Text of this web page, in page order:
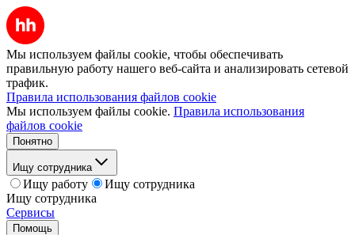
Мы используем файлы cookie, чтобы обеспечивать
правильную работу нашего веб-сайта и анализировать сетевой
трафик.
Правила использования файлов cookie
Мы используем файлы cookie. Правила использования
файлов cookie
Понятно
Ищу сотрудника
Ищу работу
Ищу сотрудника
Ищу сотрудника
Сервисы
Помощь